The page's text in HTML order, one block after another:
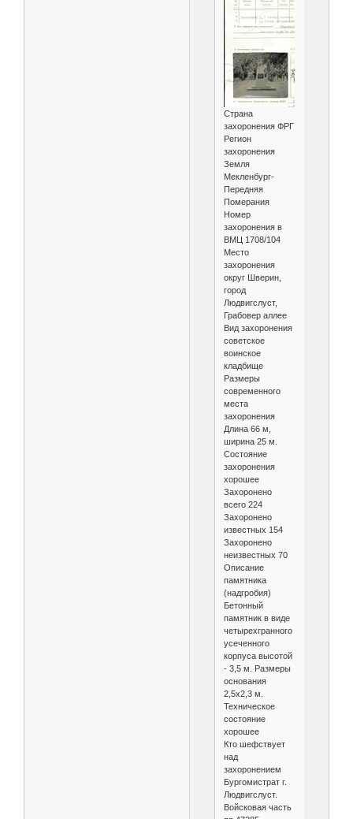
Страна
захоронения ФРГ
Регион
захоронения
Земля
Мекленбург-
Передняя
Померания
Номер
захоронения в
ВМЦ 1708/104
Место
захоронения
округ Шверин,
город
Людвигслуст,
Грабовер аллее
Вид захоронения
советское
воинское
кладбище
Размеры
современного
места
захоронения
Длина 66 м,
ширина 25 м.
Состояние
захоронения
хорошее
Захоронено
всего 224
Захоронено
известных 154
Захоронено
неизвестных 70
Описание
памятника
(надгробия)
Бетонный
памятник в виде
четырехгранного
усеченного
корпуса высотой
- 3,5 м. Размеры
основания
2,5х2,3 м.
Техническое
состояние
хорошее
Кто шефствует
над
захоронением
Бургомистрат г.
Людвигслуст.
Войсковая часть